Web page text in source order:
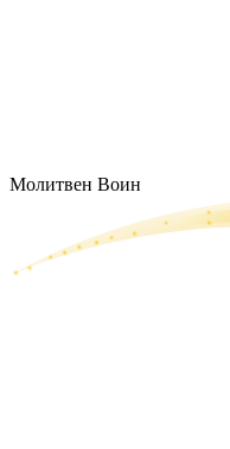
Молитвен Воин